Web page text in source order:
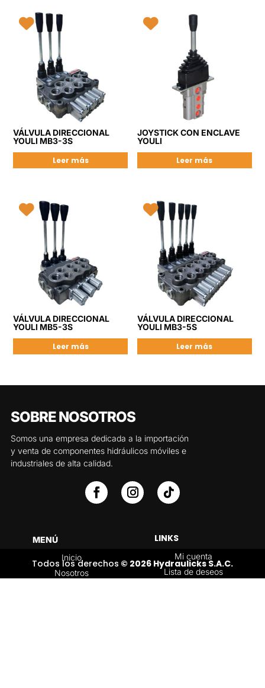
VÁLVULA DIRECCIONAL
YOULI MB3-3S
Leer más
JOYSTICK CON ENCLAVE
YOULI
Leer más
VÁLVULA DIRECCIONAL
YOULI MB5-3S
Leer más
VÁLVULA DIRECCIONAL
YOULI MB3-5S
Leer más
SOBRE NOSOTROS
Somos una empresa dedicada a la importación
y venta de componentes hidráulicos móviles e
industriales de alta calidad.
MENÚ
Inicio
Nosotros
LINKS
Mi cuenta
Lista de deseos
Todos los derechos © 2026 Hydraulicks S.A.C.